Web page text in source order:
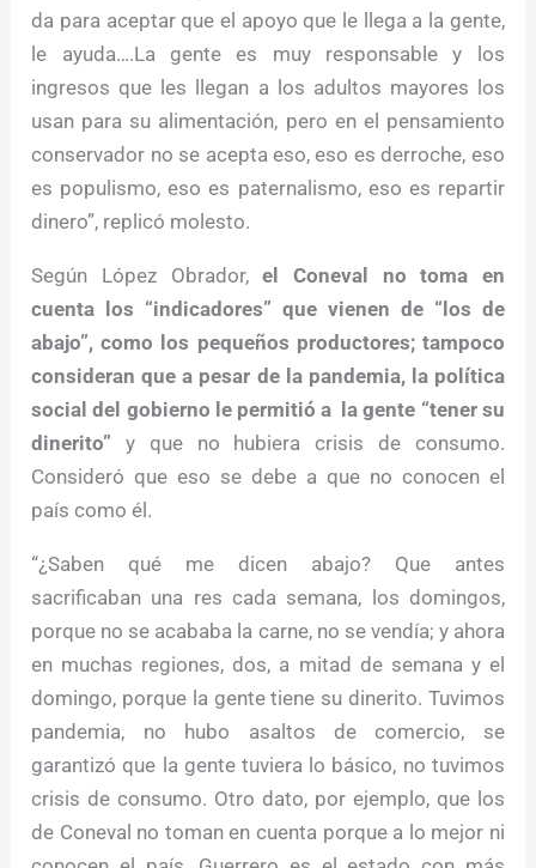
da para aceptar que el apoyo que le llega a la gente,
le ayuda….La gente es muy responsable y los
ingresos que les llegan a los adultos mayores los
usan para su alimentación, pero en el pensamiento
conservador no se acepta eso, eso es derroche, eso
es populismo, eso es paternalismo, eso es repartir
dinero”, replicó molesto.
Según López Obrador,el Coneval no toma en
cuenta los “indicadores” que vienen de “los de
abajo”, como los pequeños productores; tampoco
consideran que a pesar de la pandemia, la política
social del gobierno le permitió a la gente “tener su
dinerito” y que no hubiera crisis de consumo.
Consideró que eso se debe a que no conocen el
país como él.
“¿Saben qué me dicen abajo? Que antes
sacrificaban una res cada semana, los domingos,
porque no se acababa la carne, no se vendía; y ahora
en muchas regiones, dos, a mitad de semana y el
domingo, porque la gente tiene su dinerito. Tuvimos
pandemia, no hubo asaltos de comercio, se
garantizó que la gente tuviera lo básico, no tuvimos
crisis de consumo. Otro dato, por ejemplo, que los
de Coneval no toman en cuenta porque a lo mejor ni